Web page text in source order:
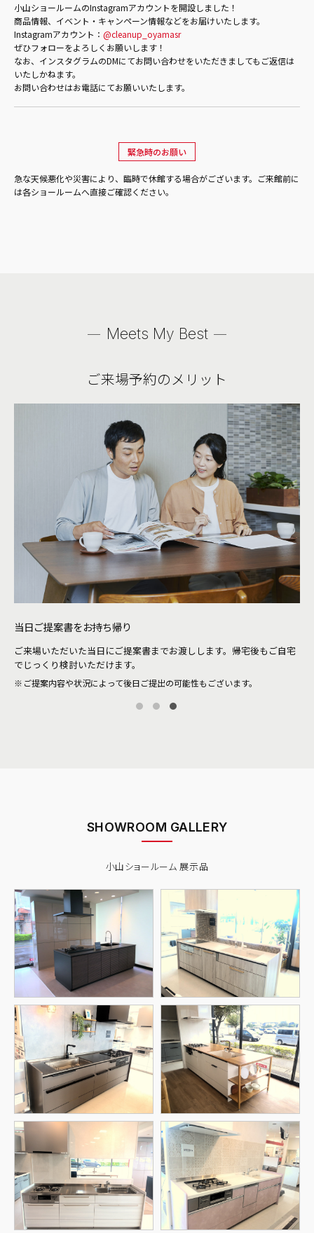
越谷ショールーム
小山ショールームのInstagramアカウントを開設しました！
商品情報、イベント・キャンペーン情報などをお届けいたします。
Instagramアカウント： @cleanup_oyamasr
ぜひフォローをよろしくお願いします！
なお、インスタグラムのDMにてお問い合わせをいただきましてもご返信は
いたしかねます。
お問い合わせはお電話にてお願いいたします。
緊急時のお願い
急な天候悪化や災害により、臨時で休館する場合がございます。ご来館前に
は各ショールームへ直接ご確認ください。
Meets My Best
ご来場予約のメリット
当日ご提案書をお持ち帰り
ご来場いただいた当日にご提案書までお渡しします。帰宅後もご自宅
でじっくり検討いただけます。
ご提案内容や状況によって後日ご提出の可能性もございます。
SHOWROOM GALLERY
小山ショールーム 展示品